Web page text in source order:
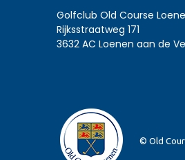
Golfclub Old Course
Rijksstraatweg 171
3632 AC Loenen aan de
© Old